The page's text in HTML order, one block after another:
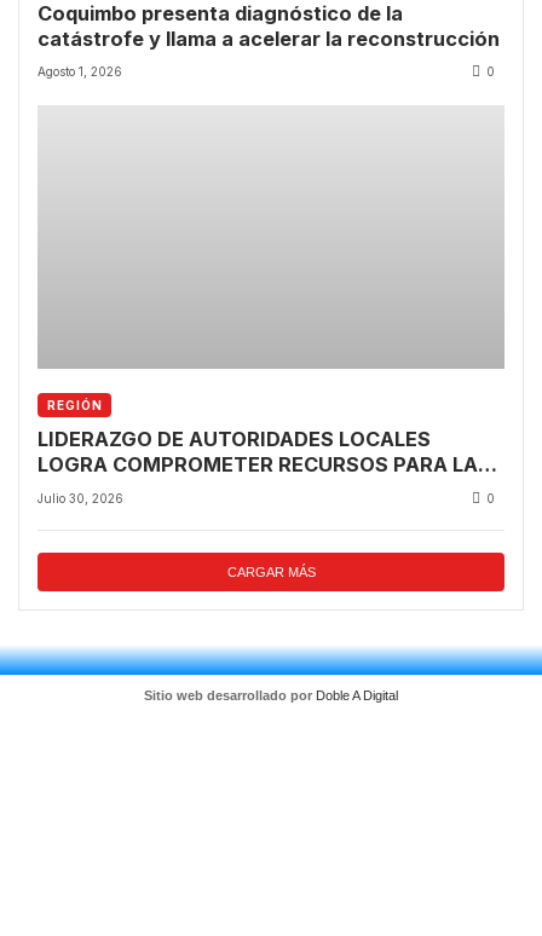
Coquimbo presenta diagnóstico de la
catástrofe y llama a acelerar la reconstrucción
Agosto 1, 2026 0
REGIÓN
LIDERAZGO DE AUTORIDADES LOCALES
LOGRA COMPROMETER RECURSOS PARA LA
REGIÓN TRAS VISITA PRESIDENCIAL
Julio 30, 2026 0
CARGAR MÁS
Sitio web desarrollado por Doble A Digital